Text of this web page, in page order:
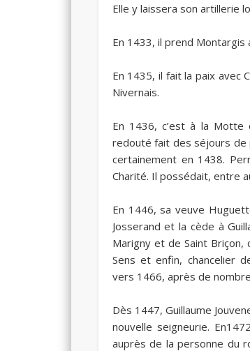
Elle y laissera son artillerie
En 1433, il prend Montargis
En 1435, il fait la paix avec
Nivernais.
En 1436, c’est à la Motte
redouté fait des séjours de
certainement en 1438.
Charité. Il possédait, entre
En 1446, sa veuve
Josserand et la cède à
Marigny et de Saint Briçon,
Sens et enfin, chancelier
vers 1466, après de
Dès 1447, Guillaume
nouvelle seigneurie. En1472
auprès de la personne du